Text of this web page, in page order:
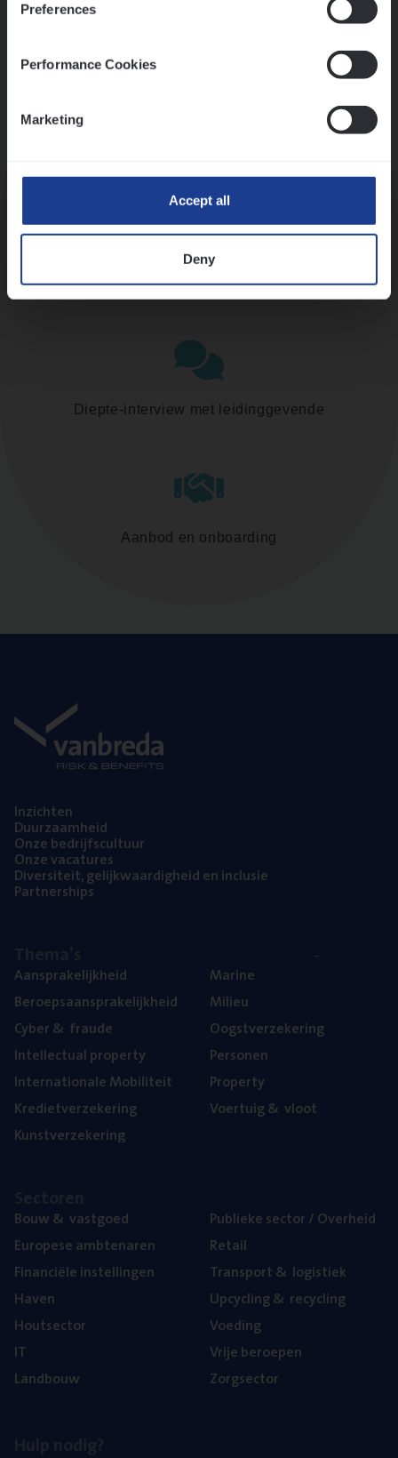
Preferences
Performance Cookies
Marketing
Accept all
Deny
Assessment
Diepte-interview met leidinggevende
Aanbod en onboarding
Inzich­ten
Duur­zaam­heid
Onze bedrijfs­cul­tuur
Onze vaca­tu­res
Diver­si­teit, gelijk­waar­dig­heid en inclusie
Part­ner­ships
Aan­spra­ke­lijk­heid
Beroeps­aan­spra­ke­lijk­heid
Cyber& fraude
Intel­lec­tu­al property
Inter­na­ti­o­na­le Mobiliteit
Kre­diet­ver­ze­ke­ring
Kunst­ver­ze­ke­ring
Mari­ne
Mili­eu
Oogst­ver­ze­ke­ring
Per­so­nen
Pro­per­ty
Voer­tuig& vloot
Bouw& vastgoed
Euro­pe­se ambtenaren
Finan­ci­ë­le instellingen
Haven
Hout­sec­tor
IT
Land­bouw
Publie­ke sec­tor / Overheid
Retail
Trans­port& logistiek
Upcy­cling& recycling
Voe­ding
Vrije beroe­pen
Zorg­sec­tor